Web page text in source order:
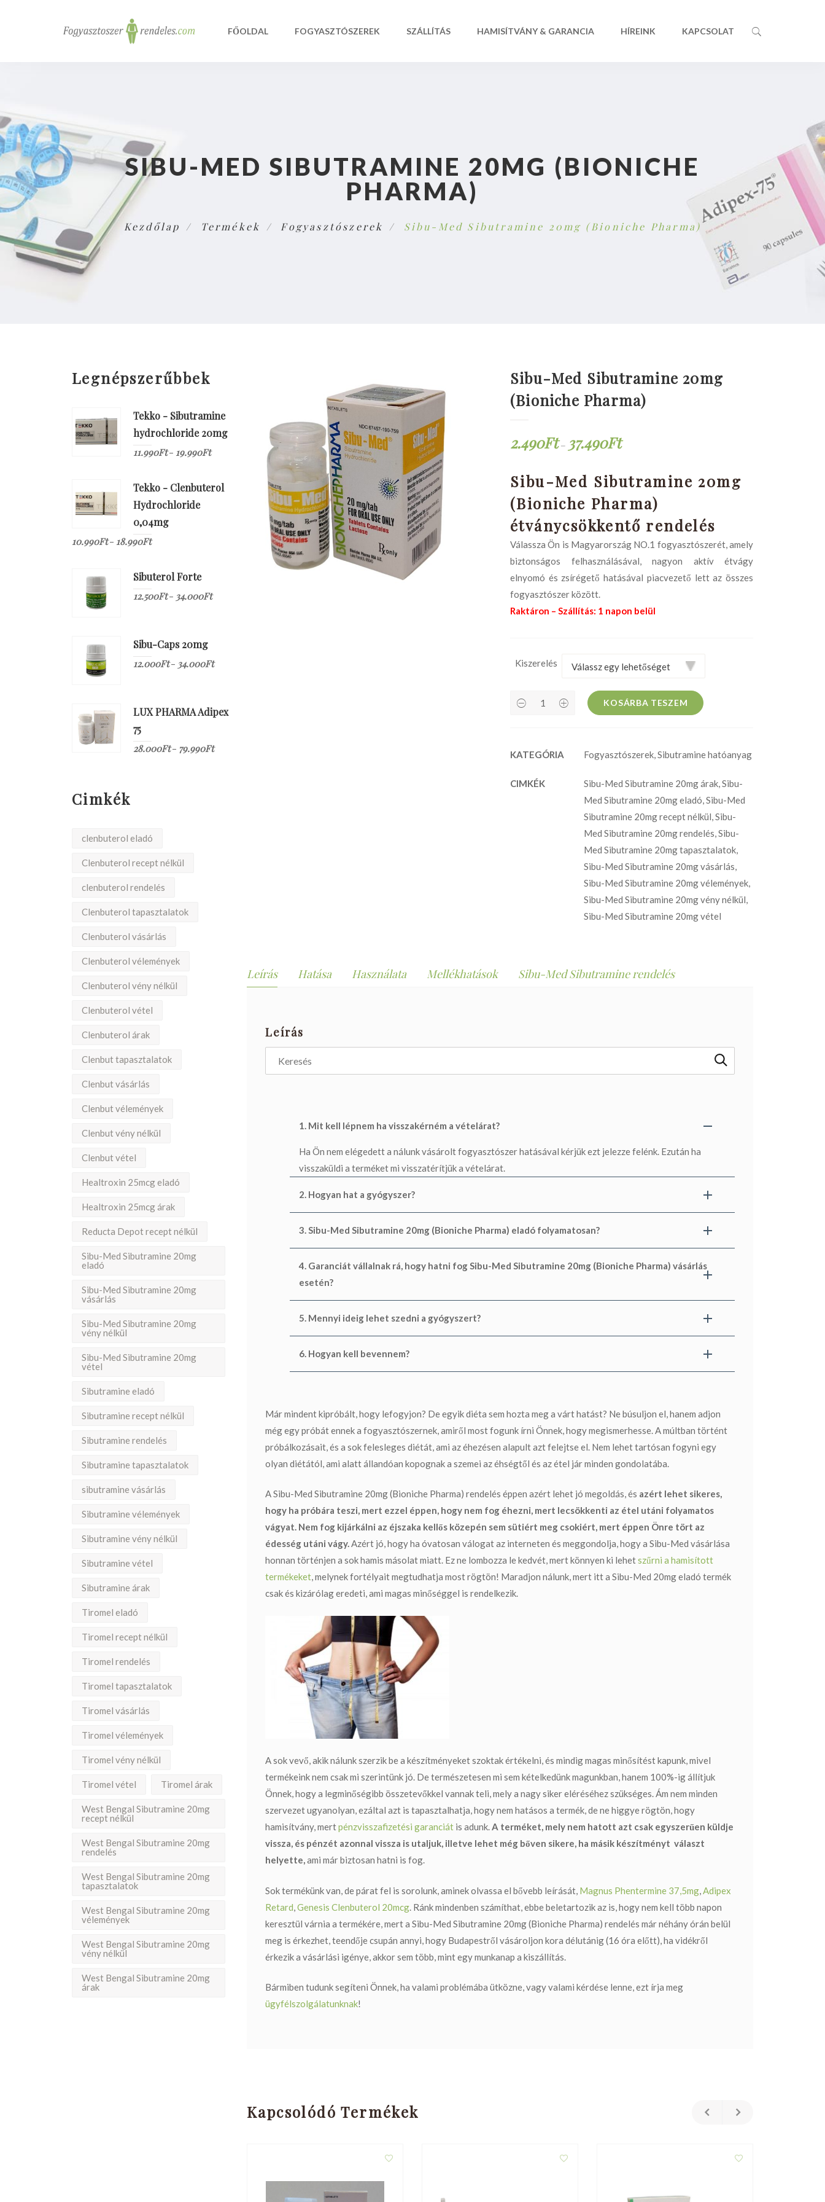
FŐOLDAL FOGYASZTÓSZEREK SZÁLLÍTÁS HAMISÍTVÁNY & GARANCIA HÍREINK KAPCSOLAT
SIBU-MED SIBUTRAMINE 20MG (BIONICHE
PHARMA)
Kezdőlap Termékek Fogyasztószerek Sibu-Med Sibutramine 20mg (Bioniche Pharma)
Legnépszerűbbek
Tekko - Sibutramine
hydrochloride 20mg
11.990Ft– 19.990Ft
Tekko - Clenbuterol
Hydrochloride
0,04mg
10.990Ft– 18.990Ft
Sibuterol Forte
12.500Ft– 34.000Ft
Sibu-Caps 20mg
12.000Ft– 34.000Ft
LUX PHARMA Adipex
75
28.000Ft– 79.990Ft
Cimkék
clenbuterol eladó
Clenbuterol recept nélkül
clenbuterol rendelés
Clenbuterol tapasztalatok
Clenbuterol vásárlás
Clenbuterol vélemények
Clenbuterol vény nélkül
Clenbuterol vétel
Clenbuterol árak
Clenbut tapasztalatok
Clenbut vásárlás
Clenbut vélemények
Clenbut vény nélkül
Clenbut vétel
Healtroxin 25mcg eladó
Healtroxin 25mcg árak
Reducta Depot recept nélkül
Sibu-Med Sibutramine 20mg
eladó
Sibu-Med Sibutramine 20mg
vásárlás
Sibu-Med Sibutramine 20mg
vény nélkül
Sibu-Med Sibutramine 20mg
vétel
Sibutramine eladó
Sibutramine recept nélkül
Sibutramine rendelés
Sibutramine tapasztalatok
sibutramine vásárlás
Sibutramine vélemények
Sibutramine vény nélkül
Sibutramine vétel
Sibutramine árak
Tiromel eladó
Tiromel recept nélkül
Tiromel rendelés
Tiromel tapasztalatok
Tiromel vásárlás
Tiromel vélemények
Tiromel vény nélkül
Tiromel vétel Tiromel árak
West Bengal Sibutramine 20mg
recept nélkül
West Bengal Sibutramine 20mg
rendelés
West Bengal Sibutramine 20mg
tapasztalatok
West Bengal Sibutramine 20mg
vélemények
West Bengal Sibutramine 20mg
vény nélkül
West Bengal Sibutramine 20mg
árak
Sibu-Med Sibutramine 20mg
(Bioniche Pharma)
2.490Ft– 37.490Ft
Sibu-Med Sibutramine 20mg
(Bioniche Pharma)
étványcsökkentő rendelés
Válassza Ön is Magyarország NO.1 fogyasztószerét, amely
biztonságos felhasználásával, nagyon aktív étvágy
elnyomó és zsírégető hatásával piacvezető lett az összes
fogyasztószer között.
Raktáron – Szállítás: 1 napon belül
Kiszerelés
KOSÁRBA TESZEM
KATEGÓRIA Fogyasztószerek Sibutramine hatóanyag
CIMKÉK Sibu-Med Sibutramine 20mg árak Sibu-
Med Sibutramine 20mg eladó Sibu-Med
Sibutramine 20mg recept nélkül Sibu-
Med Sibutramine 20mg rendelés Sibu-
Med Sibutramine 20mg tapasztalatok
Sibu-Med Sibutramine 20mg vásárlás
Sibu-Med Sibutramine 20mg vélemények
Sibu-Med Sibutramine 20mg vény nélkül
Sibu-Med Sibutramine 20mg vétel
Leírás Hatása Használata Mellékhatások Sibu-Med Sibutramine rendelés
Leírás
1. Mit kell lépnem ha visszakérném a vételárat?
Ha Ön nem elégedett a nálunk vásárolt fogyasztószer hatásával kérjük ezt jelezze felénk. Ezután ha
visszaküldi a terméket mi visszatérítjük a vételárat.
2. Hogyan hat a gyógyszer?
3. Sibu-Med Sibutramine 20mg (Bioniche Pharma) eladó folyamatosan?
4. Garanciát vállalnak rá, hogy hatni fog Sibu-Med Sibutramine 20mg (Bioniche Pharma) vásárlás
esetén?
5. Mennyi ideig lehet szedni a gyógyszert?
6. Hogyan kell bevennem?
Már mindent kipróbált, hogy lefogyjon? De egyik diéta sem hozta meg a várt hatást? Ne búsuljon el, hanem adjon
még egy próbát ennek a fogyasztószernek, amiről most fogunk írni Önnek, hogy megismerhesse. A múltban történt
próbálkozásait, és a sok felesleges diétát, ami az éhezésen alapult azt felejtse el. Nem lehet tartósan fogyni egy
olyan diétától, ami alatt állandóan kopognak a szemei az éhségtől és az étel jár minden gondolatába.
ASibu-Med Sibutramine 20mg (Bioniche Pharma) rendelés éppen azért lehet jó megoldás, és azért lehet sikeres,
hogy ha próbára teszi, mert ezzel éppen, hogy nem fog éhezni, mert lecsökkenti az étel utáni folyamatos
vágyat. Nem fog kijárkálni az éjszaka kellős közepén sem sütiért meg csokiért, mert éppen Önre tört az
édesség utáni vágy.Azért jó, hogy ha óvatosan válogat az interneten és meggondolja, hogy a Sibu-Med vásárlása
honnan történjen a sok hamis másolat miatt. Ez ne lombozza le kedvét, mert könnyen ki lehetszűrni a hamisított
termékeket,melynek fortélyait megtudhatja most rögtön! Maradjon nálunk, mert itt a Sibu-Med 20mg eladó termék
csak és kizárólag eredeti, ami magas minőséggel is rendelkezik.
A sok vevő, akik nálunk szerzik be a készítményeket szoktak értékelni, és mindig magas minősítést kapunk, mivel
termékeink nem csak mi szerintünk jó. De természetesen mi sem kételkedünk magunkban, hanem 100%-ig állítjuk
Önnek, hogy a legminőségibb összetevőkkel vannak teli, mely a nagy siker eléréséhez szükséges. Ám nem minden
szervezet ugyanolyan, ezáltal azt is tapasztalhatja, hogy nem hatásos a termék, de ne higgye rögtön, hogy
hamisítvány, mertpénzvisszafizetési garanciát is adunk.A terméket, mely nem hatott azt csak egyszerűen küldje
vissza, és pénzét azonnal vissza is utaljuk, illetve lehet még bőven sikere, ha másik készítményt választ
helyette,ami már biztosan hatni is fog.
Sok termékünk van, de párat fel is sorolunk, aminek olvassa el bővebb leírását, Magnus Phentermine 37,5mg Adipex
Retard Genesis Clenbuterol 20mcg Ránk mindenben számíthat, ebbe beletartozik az is, hogy nem kell több napon
keresztül várnia a termékére, mert a Sibu-Med Sibutramine 20mg (Bioniche Pharma) rendelés már néhány órán belül
meg is érkezhet, teendője csupán annyi, hogy Budapestről vásároljon kora délutánig (16 óra előtt), ha vidékről
érkezik a vásárlási igénye, akkor sem több, mint egy munkanap a kiszállítás.
Bármiben tudunk segíteni Önnek, ha valami problémába ütközne, vagy valami kérdése lenne, ezt írja meg
ügyfélszolgálatunknak!
Kapcsolódó Termékek